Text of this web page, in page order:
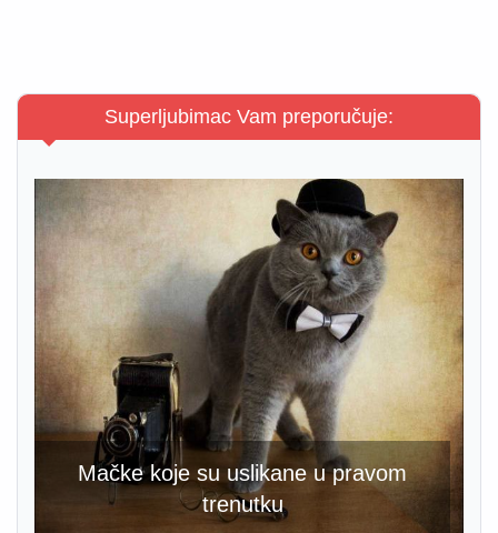
Superljubimac Vam preporučuje:
Mačke koje su uslikane u pravom
trenutku